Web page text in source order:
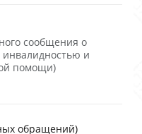
сообщения о
и
помощи)
обращений)